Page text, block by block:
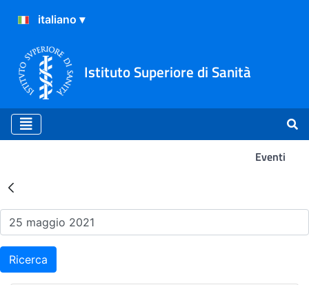
Istituto Superiore di Sanità
Eventi
Risultati della Ricerca -
Ricerca